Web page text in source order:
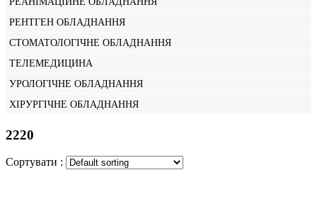
РЕНТГЕН ОБЛАДНАННЯ
СТОМАТОЛОГІЧНЕ ОБЛАДНАННЯ
ТЕЛЕМЕДИЦИНА
УРОЛОГІЧНЕ ОБЛАДНАННЯ
ХІРУРГІЧНЕ ОБЛАДНАННЯ
2220
Сортувати :